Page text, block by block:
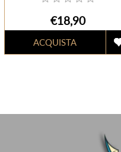
€18,90